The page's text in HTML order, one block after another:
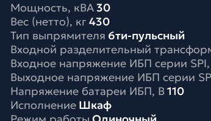
Мощность, кВА30
Вес (нетто), кг 430
Тип выпрямителя 6ти-пульсный
Входной разделительный
Входное напряжение ИБП серии
Выходное напряжение ИБП серии
Напряжение батареи ИБП, В110
Исполнение Шкаф